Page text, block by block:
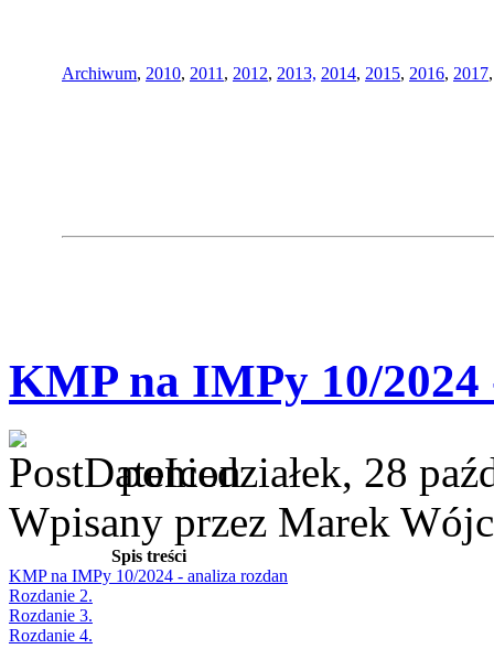
Archiwum, 2010, 2011 , 2012, 2013, 2014, 2015, 2016, 2017
KMP na IMPy 10/2024
poniedziałek, 28
Wpisany przez Marek
Spis treści
KMP na IMPy 10/2024 - analiza rozdan
Rozdanie 2.
Rozdanie 3.
Rozdanie 4.